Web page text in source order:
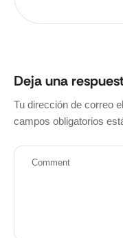
Deja una
Tu dirección de correo
campos obligatorios